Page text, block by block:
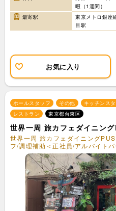
暇（1週間）
最寄駅
東京メトロ銀座
目駅
お気に入り
ホールスタッフ その他 キッチンス
レストラン
東京都台東区
世界一周 旅カフェダイニン
世界一周 旅カフェダイニング
フ/調理補助＜正社員/アルバイトパ